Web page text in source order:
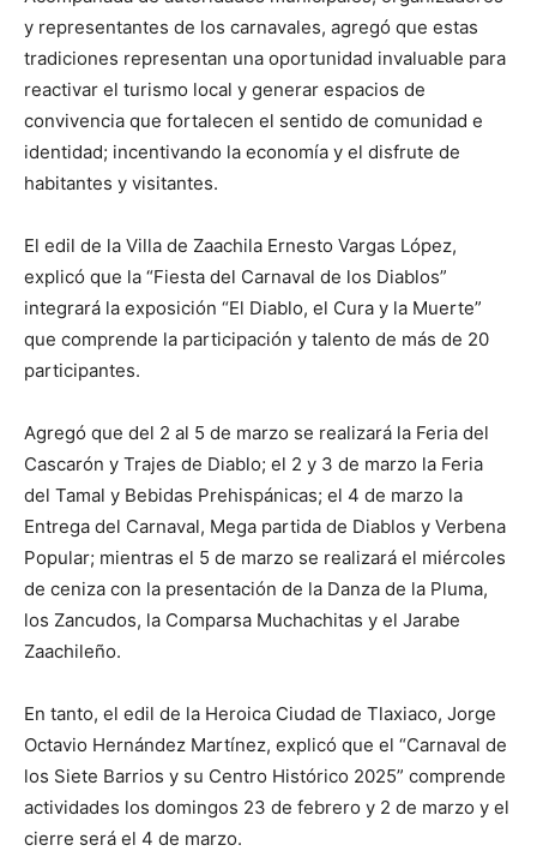
y representantes de los carnavales, agregó que estas
tradiciones representan una oportunidad invaluable para
reactivar el turismo local y generar espacios de
convivencia que fortalecen el sentido de comunidad e
identidad; incentivando la economía y el disfrute de
habitantes y visitantes.
El edil de la Villa de Zaachila Ernesto Vargas López,
explicó que la “Fiesta del Carnaval de los Diablos”
integrará la exposición “El Diablo, el Cura y la Muerte”
que comprende la participación y talento de más de 20
participantes.
Agregó que del 2 al 5 de marzo se realizará la Feria del
Cascarón y Trajes de Diablo; el 2 y 3 de marzo la Feria
del Tamal y Bebidas Prehispánicas; el 4 de marzo la
Entrega del Carnaval, Mega partida de Diablos y Verbena
Popular; mientras el 5 de marzo se realizará el miércoles
de ceniza con la presentación de la Danza de la Pluma,
los Zancudos, la Comparsa Muchachitas y el Jarabe
Zaachileño.
En tanto, el edil de la Heroica Ciudad de Tlaxiaco, Jorge
Octavio Hernández Martínez, explicó que el “Carnaval de
los Siete Barrios y su Centro Histórico 2025” comprende
actividades los domingos 23 de febrero y 2 de marzo y el
cierre será el 4 de marzo.